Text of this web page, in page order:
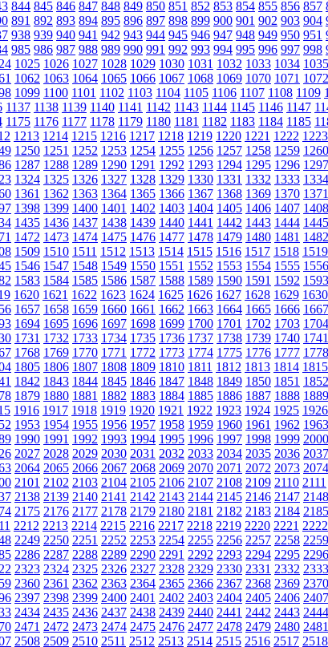
844 845 846 847 848 849 850 851 852 853 854 855 856 857
891 892 893 894 895 896 897 898 899 900 901 902 903 904
938 939 940 941 942 943 944 945 946 947 948 949 950 951
985 986 987 988 989 990 991 992 993 994 995 996 997 998
1025 1026 1027 1028 1029 1030 1031 1032 1033 1034 1035
1062 1063 1064 1065 1066 1067 1068 1069 1070 1071 1072
1099 1100 1101 1102 1103 1104 1105 1106 1107 1108 1109
1137 1138 1139 1140 1141 1142 1143 1144 1145 1146 1147
1175 1176 1177 1178 1179 1180 1181 1182 1183 1184 1185
1213 1214 1215 1216 1217 1218 1219 1220 1221 1222 1223
1250 1251 1252 1253 1254 1255 1256 1257 1258 1259 1260
1287 1288 1289 1290 1291 1292 1293 1294 1295 1296 1297
1324 1325 1326 1327 1328 1329 1330 1331 1332 1333 1334
1361 1362 1363 1364 1365 1366 1367 1368 1369 1370 1371
1398 1399 1400 1401 1402 1403 1404 1405 1406 1407 1408
1435 1436 1437 1438 1439 1440 1441 1442 1443 1444 1445
1472 1473 1474 1475 1476 1477 1478 1479 1480 1481 1482
1509 1510 1511 1512 1513 1514 1515 1516 1517 1518 1519
1546 1547 1548 1549 1550 1551 1552 1553 1554 1555 1556
1583 1584 1585 1586 1587 1588 1589 1590 1591 1592 1593
1620 1621 1622 1623 1624 1625 1626 1627 1628 1629 1630
1657 1658 1659 1660 1661 1662 1663 1664 1665 1666 1667
1694 1695 1696 1697 1698 1699 1700 1701 1702 1703 1704
1731 1732 1733 1734 1735 1736 1737 1738 1739 1740 1741
1768 1769 1770 1771 1772 1773 1774 1775 1776 1777 1778
1805 1806 1807 1808 1809 1810 1811 1812 1813 1814 1815
1842 1843 1844 1845 1846 1847 1848 1849 1850 1851 1852
1879 1880 1881 1882 1883 1884 1885 1886 1887 1888 1889
1916 1917 1918 1919 1920 1921 1922 1923 1924 1925 1926
1953 1954 1955 1956 1957 1958 1959 1960 1961 1962 1963
1990 1991 1992 1993 1994 1995 1996 1997 1998 1999 2000
2027 2028 2029 2030 2031 2032 2033 2034 2035 2036 2037
2064 2065 2066 2067 2068 2069 2070 2071 2072 2073 2074
2101 2102 2103 2104 2105 2106 2107 2108 2109 2110 2111
2138 2139 2140 2141 2142 2143 2144 2145 2146 2147 2148
2175 2176 2177 2178 2179 2180 2181 2182 2183 2184 2185
2212 2213 2214 2215 2216 2217 2218 2219 2220 2221 2222
2249 2250 2251 2252 2253 2254 2255 2256 2257 2258 2259
2286 2287 2288 2289 2290 2291 2292 2293 2294 2295 2296
2323 2324 2325 2326 2327 2328 2329 2330 2331 2332 2333
2360 2361 2362 2363 2364 2365 2366 2367 2368 2369 2370
2397 2398 2399 2400 2401 2402 2403 2404 2405 2406 2407
2434 2435 2436 2437 2438 2439 2440 2441 2442 2443 2444
2471 2472 2473 2474 2475 2476 2477 2478 2479 2480 2481
2508 2509 2510 2511 2512 2513 2514 2515 2516 2517 2518